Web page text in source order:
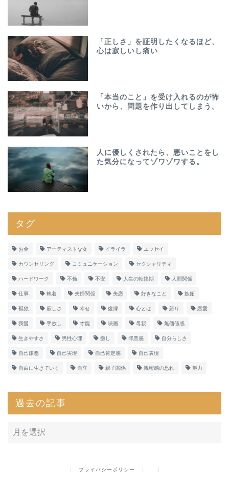
「正しさ」を証明したくなるほど、
心は寂しいし痛い
「本当のこと」を受け入れるのが怖
いから、問題を作り出してしまう。
人に優しくされたら、悪いことをし
た気分になってゾワゾワする。
タグ
お金 アーティストな女 イライラ エッセイ
カウンセリング コミュニケーション セクシャリティ
ハードワーク 不倫 不安 人生の転換期 人間関係
仕事 執着 夫婦関係 失恋 好きなこと 嫉妬
孤独 寂しさ 幸せ 復縁 心とは 怒り 恋愛
我慢 手放し 才能 映画 母親 無価値感
生きやすさ 男性心理 癒し 罪悪感 自分らしさ
自己嫌悪 自己実現 自己肯定感 自己表現
自由に生きていく 自立 親子関係 親密感の恐れ 魅力
過去の記事
プライバシーポリシー